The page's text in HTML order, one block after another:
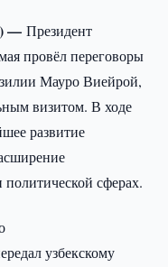
—Президент
провёл переговоры
Мауро Виейрой,
визитом. В ходе
развитие
сферах.
узбекскому